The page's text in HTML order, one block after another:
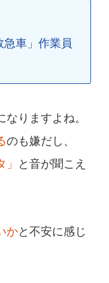
急車」作業員
りますよね。
のも嫌だし、
と音が聞こえ
かと不安に感じ